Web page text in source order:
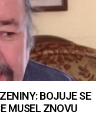
BOJUJE SE
MUSEL ZNOVU